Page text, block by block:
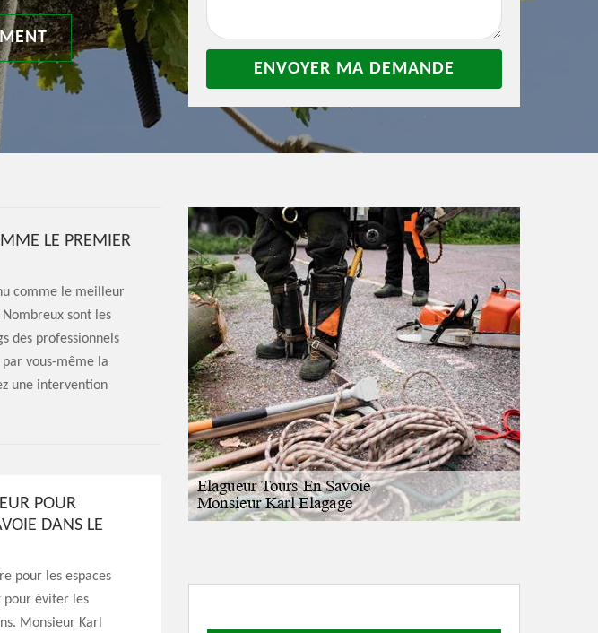
LE PREMIER
comme le meilleur
sont les
des professionnels
vous-même la
une intervention
POUR
DANS LE
pour les espaces
pour éviter les
Monsieur Karl